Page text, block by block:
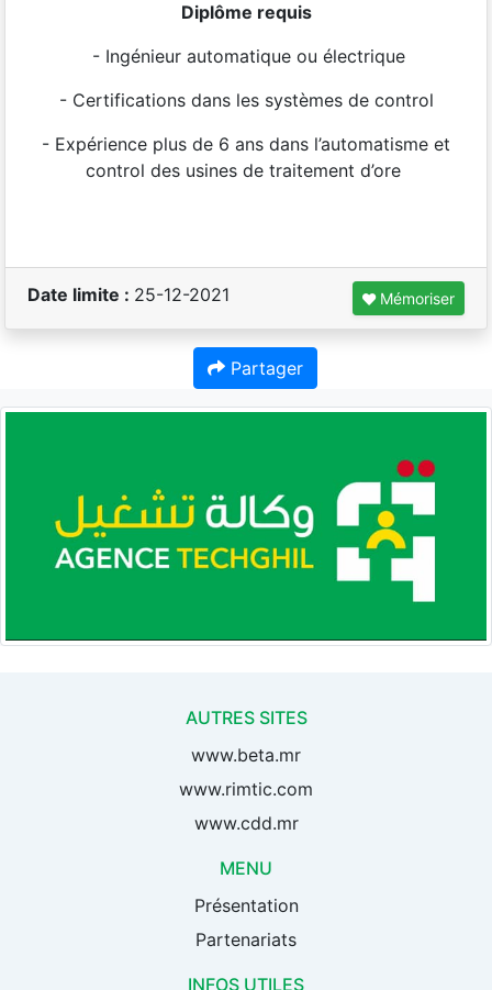
Diplôme requis
- Ingénieur automatique ou électrique
- Certifications dans les systèmes de control
- Expérience plus de 6 ans dans l’automatisme et
control des usines de traitement d’ore
Date limite : 25-12-2021 Mémoriser
Partager
AUTRES SITES
www.beta.mr
www.rimtic.com
www.cdd.mr
MENU
Présentation
Partenariats
INFOS UTILES